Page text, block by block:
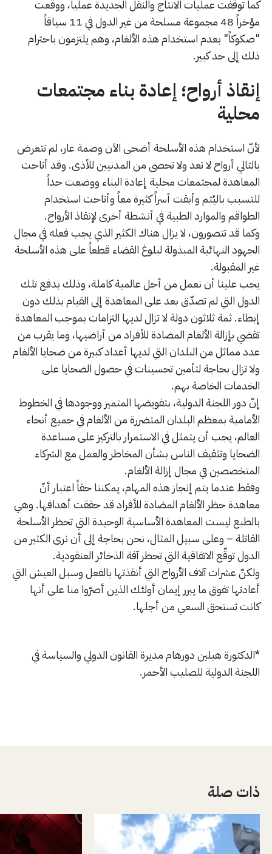
كما توقفت عمليات الانتاج والنقل الجديدة عملياً، ووقّعت
مؤخراً 48 مجموعة مسلحة من غير الدول في 11 سياقاً
"صكوكاً" بعدم استخدام هذه الألغام، وهم يلتزمون باحترام
ذلك إلى حد كبير.
إنقاذ أرواح؛ إعادة بناء مجتمعات
محلية
لأنّ استخدام هذه الأسلحة أضحى الآن وصمة عار، لم تتعرض
بالتالي أرواح لا تعد ولا تحصى من المدنيين للأذى. وقد أتاحت
المعاهدة لمجتمعات محلية إعادة البناء ووضعت حداً
للتسبب باليُتم وأبقت أسراً كثيرة معاً وأتاحت استخدام
الطواقم والموارد الطبية في أنشطة أخرى لإنقاذ الأرواح.
وكما قد تتصورون، لا يزال هناك الكثير الذي يجب فعله في مجال
الجهود النهائية المبذولة لبلوغ القضاء قطعاً على هذه الأسلحة
غير المقبولة.
يجب علينا أن نعمل من أجل عالمية كاملة، وذلك بدفع تلك
الدول التي لم تصدّق بعد على المعاهدة إلى القيام بذلك دون
إبطاء. ثمة ثلاثون دولة لا تزال لديها التزامات بموجب المعاهدة
تقضي بإزالة الألغام المضادة للأفراد من أراضيها، وما يقرب من
عدد مماثل من البلدان التي لديها أعداد كبيرة من ضحايا الألغام
ولا تزال بحاجة لتأمين تحسينات في حصول الضحايا على
الخدمات الخاصة بهم.
إنّ دور اللجنة الدولية، بتفويضها المتميز ووجودها في الخطوط
الأمامية بمعظم البلدان المتضررة من الألغام في جميع أنحاء
العالم، يجب أن يتمثل في الاستمرار بالتركيز على مساعدة
الضحايا وتثقيف الناس بشأن المخاطر والعمل مع الشركاء
المتخصصين في مجال إزالة الألغام.
وفقط عندما يتم إنجاز هذه المهام، يمكننا حقاً اعتبار أنّ
معاهدة حظر الألغام المضادة للأفراد قد حققت أهدافها. وهي
بالطبع ليست المعاهدة الأساسية الوحيدة التي تحظر الأسلحة
القاتلة – وعلى سبيل المثال، نحن بحاجة إلى أن نرى الكثير من
الدول توقّع الاتفاقية التي تحظر آفة الذخائر العنقودية.
ولكنّ عشرات آلاف الأرواح التي أنقذتها بالفعل وسبل العيش التي
أعادتها تفوق ما يبرر إيمان أولئك الذين أصرّوا منا على أنها
كانت تستحق السعي من أجلها.
*الدكتورة هيلين دورهام مديرة القانون الدولي والسياسة في
اللجنة الدولية للصليب الأحمر.
ذات صلة